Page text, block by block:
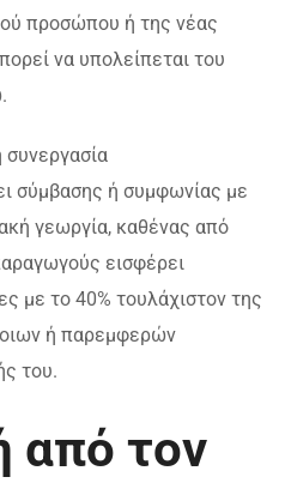
προσώπου ή της νέας
να υπολείπεται του
σύμβασης ή συμφωνίας με
γεωργία, καθένας από
εισφέρει
με το 40% τουλάχιστον της
ή παρεμφερών
του.
από τον